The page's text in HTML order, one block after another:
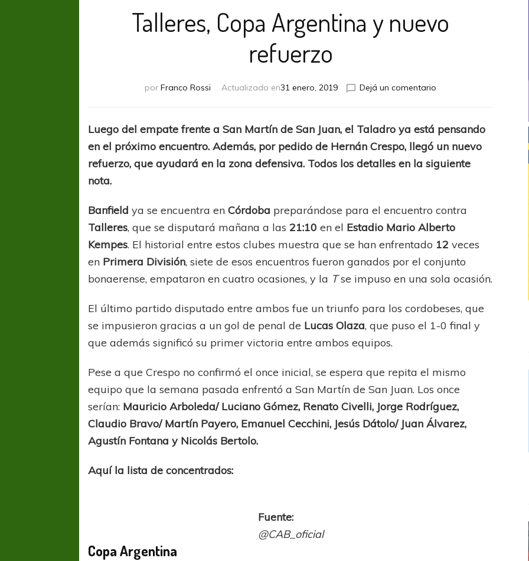
Talleres, Copa Argentina y nuevo
refuerzo
por Franco Rossi Actualizado en31 enero, 2019 Dejá un comentario
y
nuevo
refuerzo
Luego del empate frente a San Martín de San Juan, el Taladro ya está pensando
en el próximo encuentro. Además, por pedido de Hernán Crespo, llegó un nuevo
refuerzo, que ayudará en la zona defensiva. Todos los detalles en la siguiente
nota.
Banfieldya se encuentra enCórdoba preparándose para el encuentro contra
Talleres, que se disputará mañana a las21:10 en el Estadio Mario Alberto
Kempes. El historial entre estos clubes muestra que se han enfrentado 12veces
en Primera División, siete de esos encuentros fueron ganados por el conjunto
bonaerense, empataron en cuatro ocasiones, y la Tse impuso en una sola ocasión.
El último partido disputado entre ambos fue un triunfo para los cordobeses, que
se impusieron gracias a un gol de penal de Lucas Olaza, que puso el 1-0 final y
que además significó su primer victoria entre ambos equipos.
Pese a que Crespo no confirmó el once inicial, se espera que repita el mismo
equipo que la semana pasada enfrentó a San Martín de San Juan. Los once
serían: Mauricio Arboleda/ Luciano Gómez, Renato Civelli, Jorge Rodríguez,
Claudio Bravo/ Martín Payero, Emanuel Cecchini, Jesús Dátolo/ Juan Álvarez,
Agustín Fontana y Nicolás Bertolo.
Aquí la lista de concentrados:
Fuente:
@CAB_oficial
Copa Argentina